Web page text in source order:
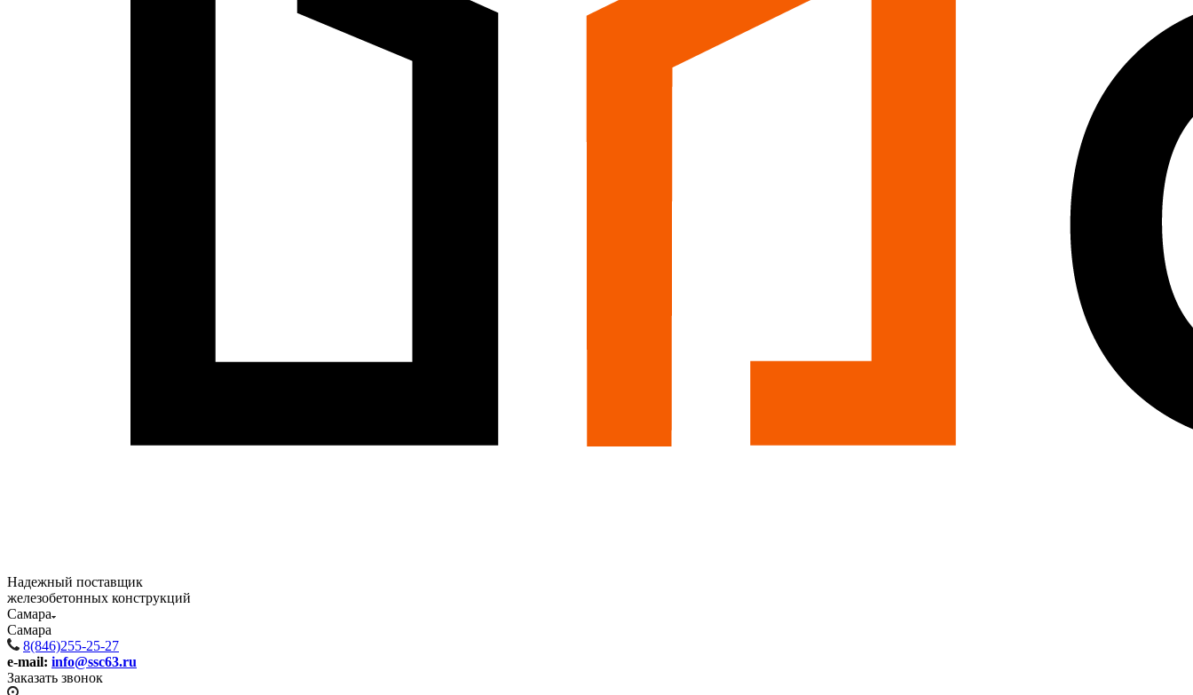
Надежный поставщик
железобетонных конструкций
Самара
Самара
8(846)255-25-27
e-mail: info@ssc63.ru
Заказать звонок